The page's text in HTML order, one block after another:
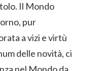
Il Mondo
pur
a vizi e virtù
delle novità, ci